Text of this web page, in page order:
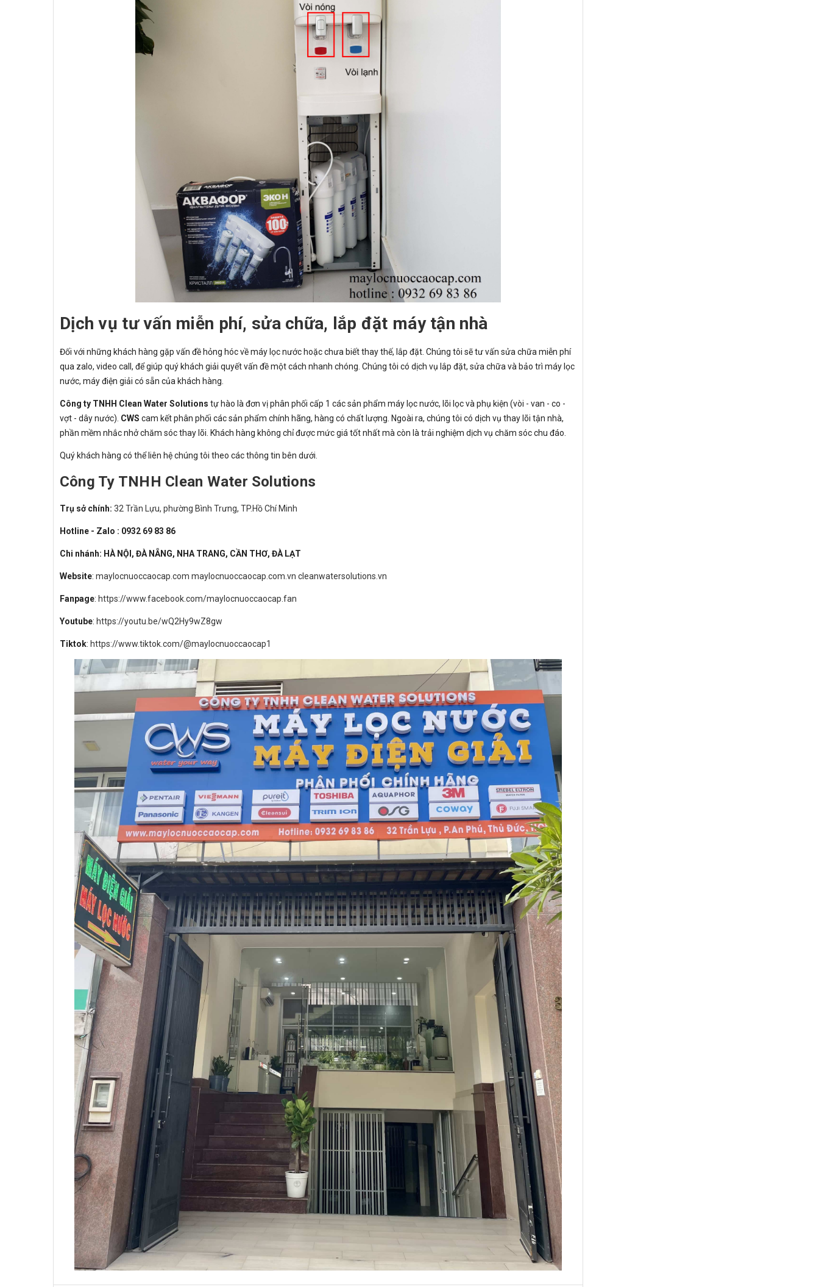
Dịch vụ tư vấn miễn phí, sửa chữa, lắp đặt máy tận nhà
Đối với những khách hàng gặp vấn đề hỏng hóc về máy lọc nước hoặc chưa biết thay thế, lắp đặt. Chúng tôi sẽ tư vấn sửa chữa miễn phí
qua zalo, video call, để giúp quý khách giải quyết vấn đề một cách nhanh chóng. Chúng tôi có dịch vụ lắp đặt, sửa chữa và bảo trì máy lọc
nước, máy điện giải có sẵn của khách hàng.
Công ty TNHH Clean Water Solutions tự hào là đơn vị phân phối cấp 1 các sản phẩm máy lọc nước, lõi lọc và phụ kiện (vòi - van - co -
vợt - dây nước). CWS cam kết phân phối các sản phẩm chính hãng, hàng có chất lượng. Ngoài ra, chúng tôi có dịch vụ thay lõi tận nhà,
phần mềm nhắc nhở chăm sóc thay lõi. Khách hàng không chỉ được mức giá tốt nhất mà còn là trải nghiệm dịch vụ chăm sóc chu đáo.
Quý khách hàng có thể liên hệ chúng tôi theo các thông tin bên dưới.
Công Ty TNHH Clean Water Solutions
Trụ sở chính: 32 Trần Lựu, phường Bình Trưng, TP.Hồ Chí Minh
Hotline - Zalo : 0932 69 83 86
Chi nhánh: HÀ NỘI, ĐÀ NẴNG, NHA TRANG, CẦN THƠ, ĐÀ LẠT
Website: maylocnuoccaocap.com maylocnuoccaocap.com.vn cleanwatersolutions.vn
Fanpage: https://www.facebook.com/maylocnuoccaocap.fan
Youtube: https://youtu.be/wQ2Hy9wZ8gw
Tiktok: https://www.tiktok.com/@maylocnuoccaocap1